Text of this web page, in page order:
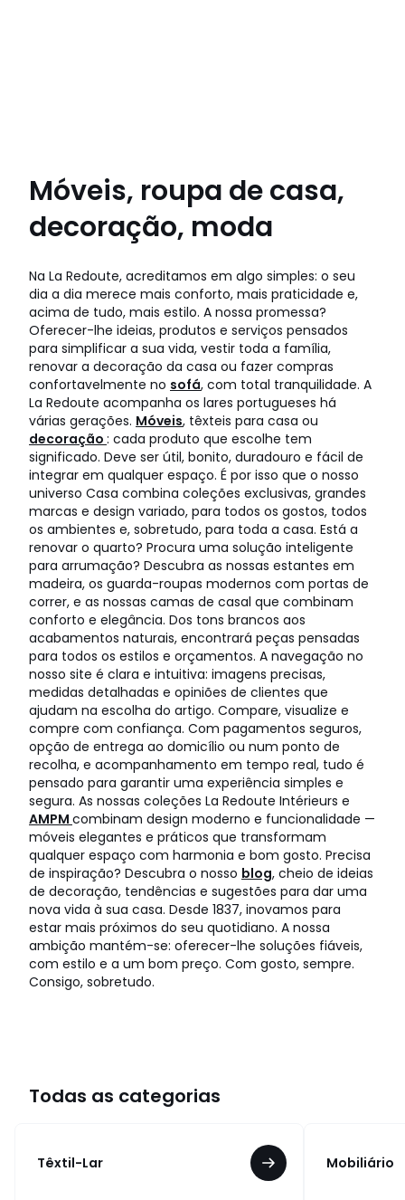
Móveis, roupa de casa,
decoração, moda
Na La Redoute, acreditamos em algo simples: o seu
dia a dia merece mais conforto, mais praticidade e,
acima de tudo, mais estilo. A nossa promessa?
Oferecer-lhe ideias, produtos e serviços pensados
para simplificar a sua vida, vestir toda a família,
renovar a decoração da casa ou fazer compras
confortavelmente no sofá, com total tranquilidade. A
La Redoute acompanha os lares portugueses há
várias gerações. Móveis, têxteis para casa ou
decoração : cada produto que escolhe tem
significado. Deve ser útil, bonito, duradouro e fácil de
integrar em qualquer espaço. É por isso que o nosso
universo Casa combina coleções exclusivas, grandes
marcas e design variado, para todos os gostos, todos
os ambientes e, sobretudo, para toda a casa. Está a
renovar o quarto? Procura uma solução inteligente
para arrumação? Descubra as nossas estantes em
madeira, os guarda-roupas modernos com portas de
correr, e as nossas camas de casal que combinam
conforto e elegância. Dos tons brancos aos
acabamentos naturais, encontrará peças pensadas
para todos os estilos e orçamentos. A navegação no
nosso site é clara e intuitiva: imagens precisas,
medidas detalhadas e opiniões de clientes que
ajudam na escolha do artigo. Compare, visualize e
compre com confiança. Com pagamentos seguros,
opção de entrega ao domicílio ou num ponto de
recolha, e acompanhamento em tempo real, tudo é
pensado para garantir uma experiência simples e
segura. As nossas coleções La Redoute Intérieurs e
AMPM combinam design moderno e funcionalidade —
móveis elegantes e práticos que transformam
qualquer espaço com harmonia e bom gosto. Precisa
de inspiração? Descubra o nosso blog, cheio de ideias
de decoração, tendências e sugestões para dar uma
nova vida à sua casa. Desde 1837, inovamos para
estar mais próximos do seu quotidiano. A nossa
ambição mantém-se: oferecer-lhe soluções fiáveis,
com estilo e a um bom preço. Com gosto, sempre.
Consigo, sobretudo.
Todas as categorias
Têxtil-Lar Mobiliário